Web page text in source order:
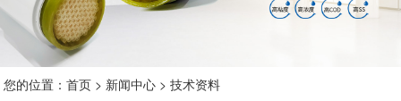
您的位置：首页 > 新闻中心 >技术资料